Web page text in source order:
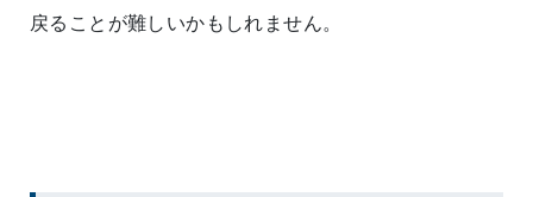
戻ることが難しいかもしれません。